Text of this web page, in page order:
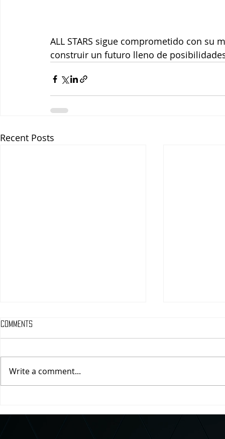
ALL STARS sigue comprometido con
construir un futuro lleno de
Recent Posts
para celebrar la temporada
NOGADA DE LA
Comments
Write a comment...